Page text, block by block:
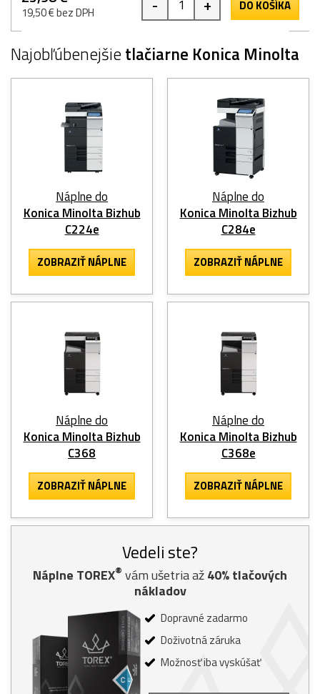
19,50 € bez DPH DO KOŠÍKA
Najobľúbenejšietlačiarne Konica Minolta
Náplne do
Konica Minolta Bizhub
C224e
ZOBRAZIŤ NÁPLNE
Náplne do
Konica Minolta Bizhub
C284e
ZOBRAZIŤ NÁPLNE
Náplne do
Konica Minolta Bizhub
C368
ZOBRAZIŤ NÁPLNE
Náplne do
Konica Minolta Bizhub
C368e
ZOBRAZIŤ NÁPLNE
Vedeli ste?
Náplne TOREX® vám ušetria až40% tlačových
nákladov
Dopravné zadarmo
Doživotná záruka
Možnosť iba vyskúšať